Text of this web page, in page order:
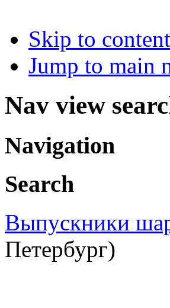
Skip to content
Jump to main
Nav view
Navigation
Search
Выпускники
Петербург)